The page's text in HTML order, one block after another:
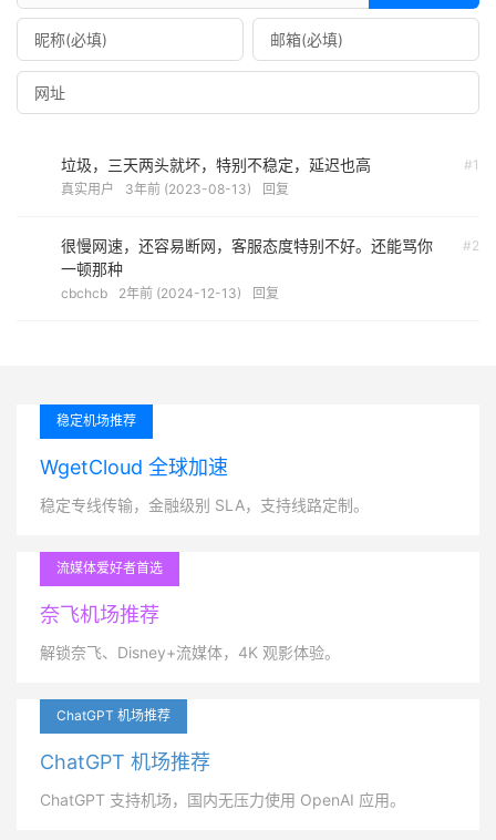
#1
垃圾，三天两头就坏，特别不稳定，延迟也高
真实用户 3年前 (2023-08-13) 回复
#2
很慢网速，还容易断网，客服态度特别不好。还能骂你
一顿那种
cbchcb 2年前 (2024-12-13) 回复
稳定机场推荐
WgetCloud 全球加速
稳定专线传输，金融级别 SLA，支持线路定制。
流媒体爱好者首选
奈飞机场推荐
解锁奈飞、Disney+流媒体，4K 观影体验。
ChatGPT 机场推荐
ChatGPT 机场推荐
ChatGPT 支持机场，国内无压力使用 OpenAI 应用。